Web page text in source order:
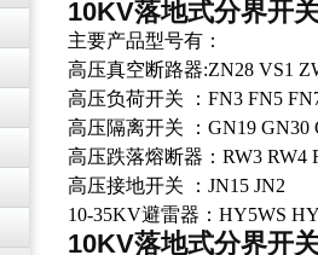
10KV落地式分界开
主要产品型号有：
高压真空断路器:ZN28 VS1
高压负荷开关 ：FN3 FN5
高压隔离开关 ：GN19 GN30
高压跌落熔断器：RW3 RW4
高压接地开关 ：JN15 JN2
10-35KV避雷器：HY5WS
10KV落地式分界开